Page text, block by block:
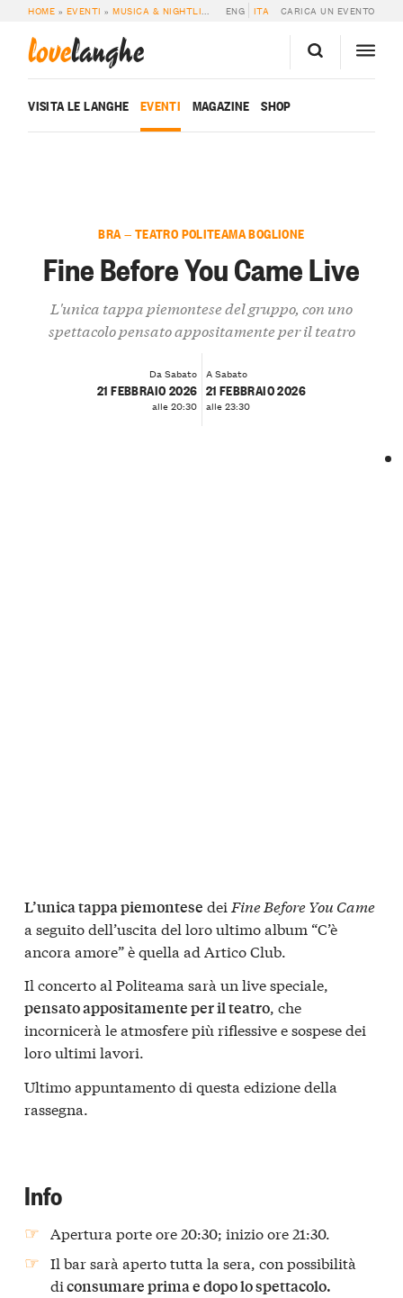
HOME » EVENTI »MUSICA & NIGHTLIFE FINE BEFORE YOU CAME LIVE
ENG ITA CARICA UN EVENTO
lovelanghe
VISITA LE LANGHE EVENTI MAGAZINE SHOP
BRA — TEATRO POLITEAMA BOGLIONE
Fine Before You Came Live
L'unica tappa piemontese del gruppo, con uno
spettacolo pensato appositamente per il teatro
Da Sabato
21 FEBBRAIO 2026
alle 20:30
A Sabato
21 FEBBRAIO 2026
alle 23:30
L’unica tappa piemontese dei Fine Before You Came
a seguito dell’uscita del loro ultimo album “C’è
ancora amore” è quella ad Artico Club.
Il concerto al Politeama sarà un live speciale,
pensato appositamente per il teatro, che
incornicerà le atmosfere più riflessive e sospese dei
loro ultimi lavori.
Ultimo appuntamento di questa edizione della
rassegna.
Info
Apertura porte ore 20:30; inizio ore 21:30.
⁠Il bar sarà aperto tutta la sera, con possibilità
diconsumare prima e dopo lo spettacolo.